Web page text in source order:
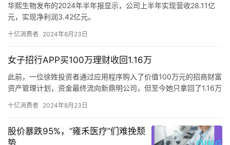
华熙生物发布的2024年半年报显示，公司上半年实现营收28.11亿
元，实现净利润3.42亿元。
11.02%。公司出口原料销售收入达到3.28亿元，同比增长19.30%，
品实现收入5.55亿元，同比大幅增长70.14%，尤其差异化优势品类
微交联润致娃娃针收入同比增长超过200%。
十亿消费者 2024年8月23日
女子招行APP买100万理财收回1.16万
此前，一位徐姓投资者通过应用程序购入了价值100万元的招商财富
资产管理计划，资金最终流向新鼎明公司，但至今她只拿回了1.16万
招商财富虽在资产管理行业规模显著，但其参与的部分影视文化项
即便面对众多风险，招商财富仍然发展成为资产管理规模领先的基
十亿消费者 2024年8月23日
股价暴跌95%，“雍禾医疗”们难挽颓